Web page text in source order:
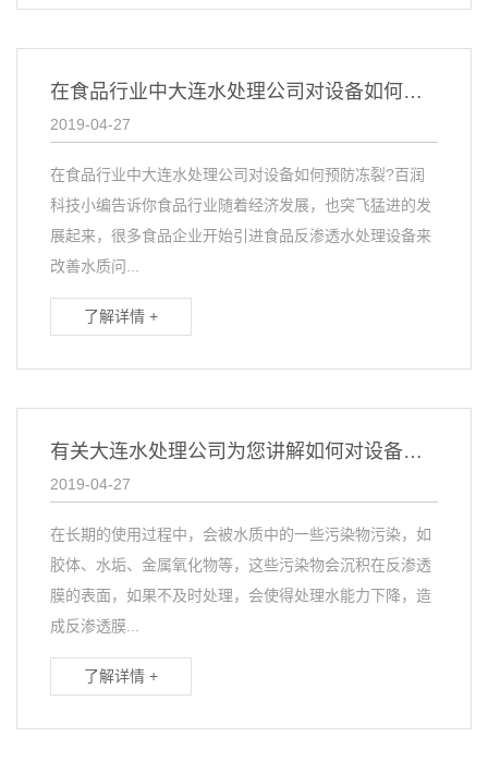
在食品行业中大连水处理公司对设备如何预防冻裂
2019-04-27
在食品行业中大连水处理公司对设备如何预防冻裂?百润
科技小编告诉你食品行业随着经济发展，也突飞猛进的发
展起来，很多食品企业开始引进食品反渗透水处理设备来
改善水质问...
了解详情 +
有关大连水处理公司为您讲解如何对设备进行清洗
2019-04-27
在长期的使用过程中，会被水质中的一些污染物污染，如
胶体、水垢、金属氧化物等，这些污染物会沉积在反渗透
膜的表面，如果不及时处理，会使得处理水能力下降，造
成反渗透膜...
了解详情 +